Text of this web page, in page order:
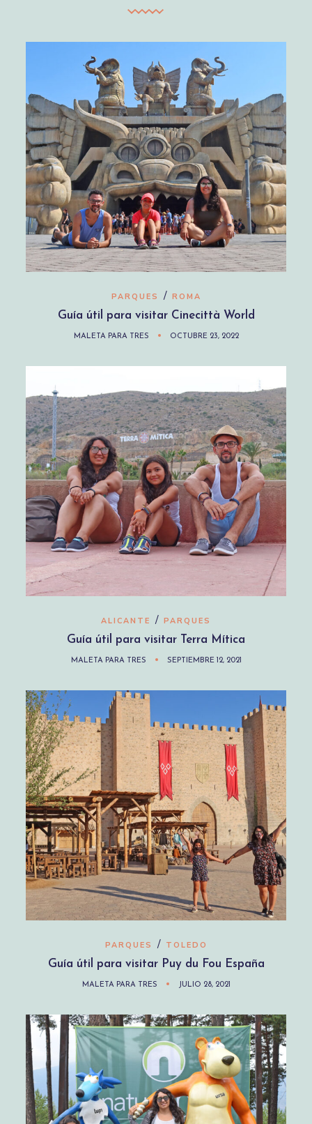
PARQUES / ROMA
Guía útil para visitar Cinecittà World
MALETA PARA TRES OCTUBRE 23, 2022
ALICANTE / PARQUES
Guía útil para visitar Terra Mítica
MALETA PARA TRES SEPTIEMBRE 12, 2021
PARQUES / TOLEDO
Guía útil para visitar Puy du Fou España
MALETA PARA TRES JULIO 28, 2021